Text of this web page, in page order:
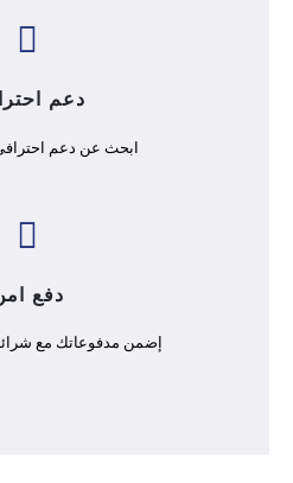
دعم
ابحث عن دعم
دفع
إضمن مدفوعاتك مع